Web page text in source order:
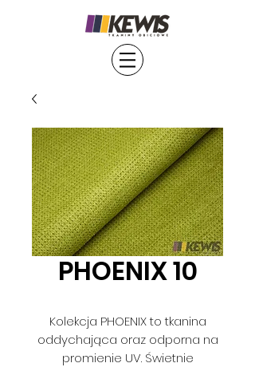
PHOENIX 10
Kolekcja PHOENIX to tkanina
oddychająca oraz odporna na
promienie UV. Świetnie